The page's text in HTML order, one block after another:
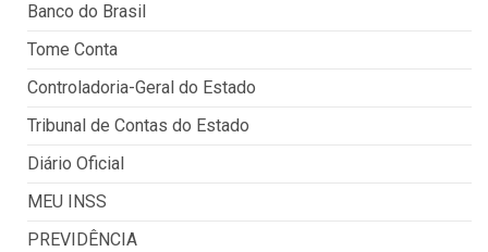
Banco do Brasil
Tome Conta
Controladoria-Geral do Estado
Tribunal de Contas do Estado
Diário Oficial
MEU INSS
PREVIDÊNCIA